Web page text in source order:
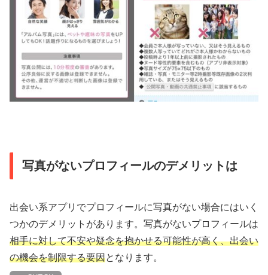
写真がないプロフィールのデメリットは
出会い系アプリでプロフィールに写真がない場合にはいく
つかのデメリットがあります。写真がないプロフィールは
相手に対して不安や疑念を抱かせる可能性が高く、出会い
の機会を制限する要因となります。